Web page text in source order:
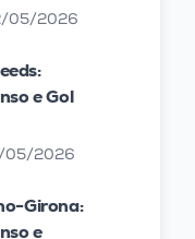
05/2026
e Gol
05/2026
Girona:
e